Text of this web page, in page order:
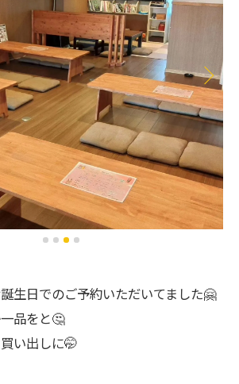
生日でのご予約いただいてました🤗
品をと🤔
い出しに🤭